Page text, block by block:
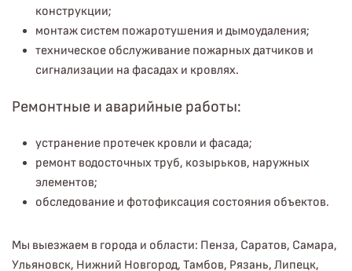
конструкции;
монтаж систем пожаротушения и дымоудаления;
техническое обслуживание пожарных датчиков и
сигнализации на фасадах и кровлях.
Ремонтные и аварийные работы:
устранение протечек кровли и фасада;
ремонт водосточных труб, козырьков, наружных
элементов;
обследование и фотофиксация состояния объектов.
Мы выезжаем в города и области: Пенза, Саратов, Самара,
Ульяновск, Нижний Новгород, Тамбов, Рязань, Липецк,